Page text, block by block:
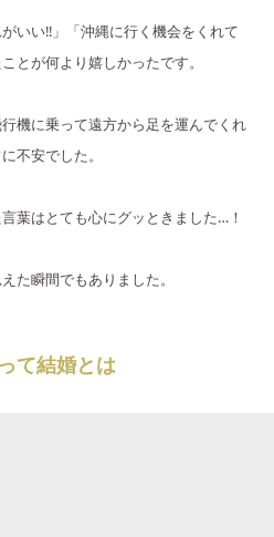
いい‼︎」「沖縄に行く機会をくれて
とが何より嬉しかったです。
機に乗って遠方から足を運んでくれ
不安でした。
葉はとても心にグッときました…！
た瞬間でもありました。
て結婚とは